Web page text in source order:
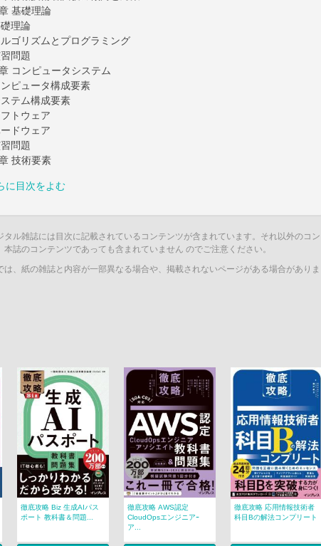
基礎理論
理論
ゴリズムとプログラミング
問題
コンピュータシステム
ピュータ構成要素
テム構成要素
トウェア
ドウェア
問題
技術要素
に目次をよむ
ル雑誌には目次に記載されているコンテンツが含まれています。それ以外のコン
本誌のコンテンツであっても含まれていません のでご注意ください。
、紙の雑誌と内容が一部異なる場合や、掲載されないページがある場合がありま
徹底攻略 Biz 生成AIパス
ポート 教科書＆問題...
徹底攻略 AWS認定
CloudOpsエンジニアｰ
ア...
徹底攻略 応用情報技術者
科目Bの解法コンプリート